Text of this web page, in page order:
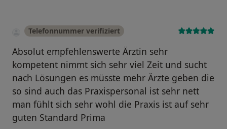
Telefonnummer verifiziert
Absolut empfehlenswerte Ärztin sehr
kompetent nimmt sich sehr viel Zeit und sucht
nach Lösungen es müsste mehr Ärzte geben die
so sind auch das Praxispersonal ist sehr nett
man fühlt sich sehr wohl die Praxis ist auf sehr
guten Standard Prima